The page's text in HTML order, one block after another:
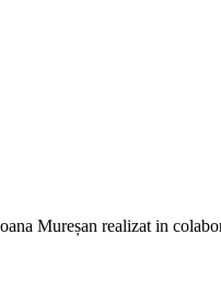
Mureșan realizat in